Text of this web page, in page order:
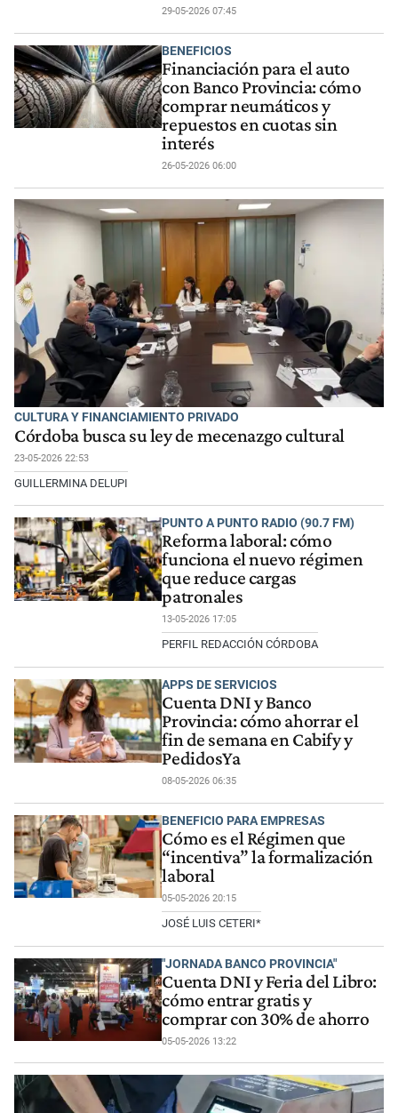
29-05-2026 07:45
BENEFICIOS
Financiación para el auto
con Banco Provincia: cómo
comprar neumáticos y
repuestos en cuotas sin
interés
26-05-2026 06:00
CULTURA Y FINANCIAMIENTO PRIVADO
Córdoba busca su ley de mecenazgo cultural
23-05-2026 22:53
GUILLERMINA DELUPI
PUNTO A PUNTO RADIO (90.7 FM)
Reforma laboral: cómo
funciona el nuevo régimen
que reduce cargas
patronales
13-05-2026 17:05
PERFIL REDACCIÓN CÓRDOBA
APPS DE SERVICIOS
Cuenta DNI y Banco
Provincia: cómo ahorrar el
fin de semana en Cabify y
PedidosYa
08-05-2026 06:35
BENEFICIO PARA EMPRESAS
Cómo es el Régimen que
“incentiva” la formalización
laboral
05-05-2026 20:15
JOSÉ LUIS CETERI*
"JORNADA BANCO PROVINCIA"
Cuenta DNI y Feria del Libro:
cómo entrar gratis y
comprar con 30% de ahorro
05-05-2026 13:22